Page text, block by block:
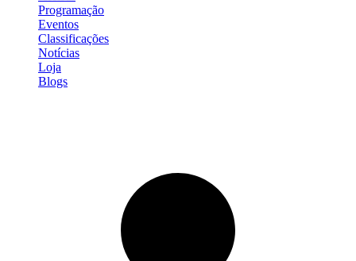
Programação
Eventos
Classificações
Notícias
Loja
Blogs